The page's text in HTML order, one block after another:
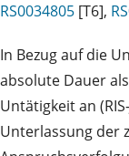
RS0034805 [T6],
In Bezug auf die
absolute Dauer
Untätigkeit an
Unterlassung der